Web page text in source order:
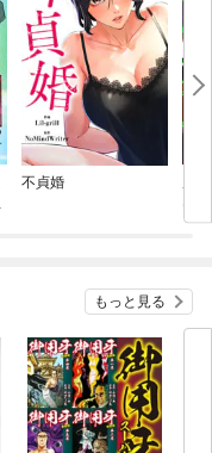
不貞婚
ー）
もっと見る